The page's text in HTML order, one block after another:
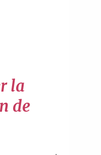
la
de